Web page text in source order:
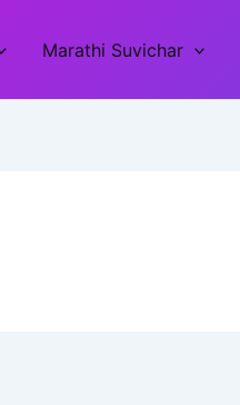
Marathi Suvichar